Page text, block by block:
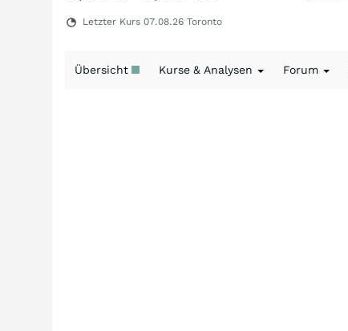
Letzter Kurs 07.08.26 Toronto
Übersicht Kurse & Analysen Forum